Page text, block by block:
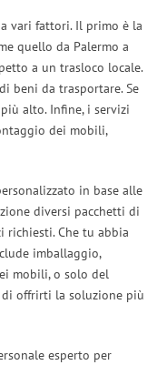
vari fattori. Il primo è la
quello da Palermo a
a un trasloco locale.
beni da trasportare. Se
alto. Infine, i servizi
dei mobili,
in base alle
diversi pacchetti di
richiesti. Che tu abbia
imballaggio,
mobili, o solo del
offrirti la soluzione più
esperto per